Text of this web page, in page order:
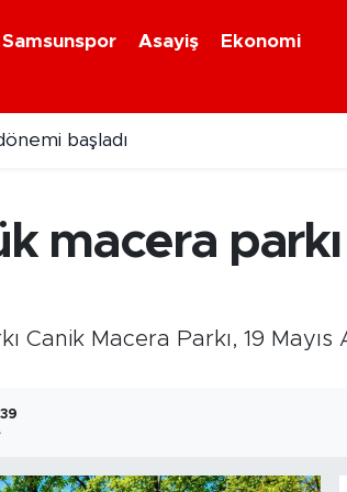
Samsunspor Asayiş
Ekonomi
başladı
macera parkı
Canik Macera Parkı, 19